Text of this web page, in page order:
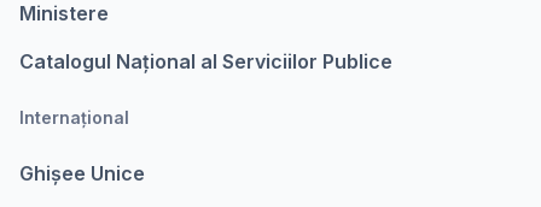
Ministere
Catalogul Național al Serviciilor Publice
Internațional
Ghișee Unice